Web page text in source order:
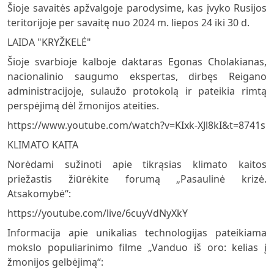
Šioje savaitės apžvalgoje parodysime, kas įvyko Rusijos
teritorijoje per savaitę nuo 2024 m. liepos 24 iki 30 d.
LAIDA "KRYŽKELĖ"
Šioje svarbioje kalboje daktaras Egonas Cholakianas,
nacionalinio saugumo ekspertas, dirbęs Reigano
administracijoje, sulaužo protokolą ir pateikia rimtą
perspėjimą dėl žmonijos ateities.
https://www.youtube.com/watch?v=KIxk-XJl8kI&t=8741s
KLIMATO KAITA
Norėdami sužinoti apie tikrąsias klimato kaitos
priežastis žiūrėkite forumą „Pasaulinė krizė.
Atsakomybė“:
https://youtube.com/live/6cuyVdNyXkY
Informacija apie unikalias technologijas pateikiama
mokslo populiarinimo filme „Vanduo iš oro: kelias į
žmonijos gelbėjimą“: